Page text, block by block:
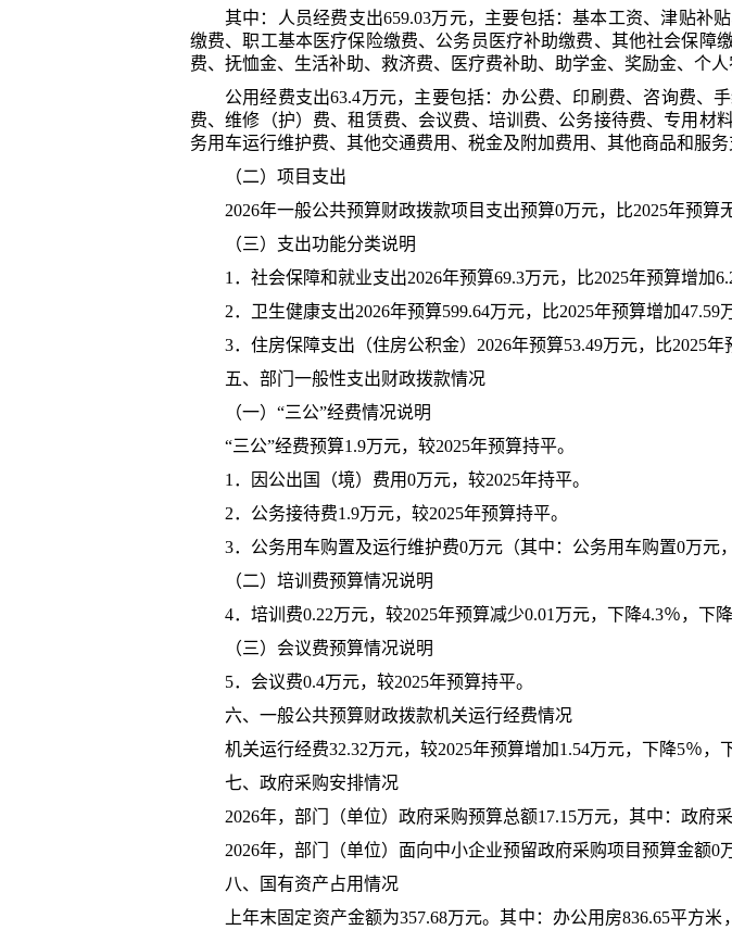
其中：人员经费支出659.03万元，主要包括：基本工资、津贴补
缴费、职工基本医疗保险缴费、公务员医疗补助缴费、其他社会保障
费、抚恤金、生活补助、救济费、医疗费补助、助学金、奖励金、个
公用经费支出63.4万元，主要包括：办公费、印刷费、咨询费、
费、维修（护）费、租赁费、会议费、培训费、公务接待费、专用
务用车运行维护费、其他交通费用、税金及附加费用、其他商品和服
（二）项目支出
2026年一般公共预算财政拨款项目支出预算0万元，比2025年预算
（三）支出功能分类说明
1． 社会保障和就业支出2026年预算69.3万元， 比2025年预算增加
2．卫生健康支出2026年预算599.64万元，比2025年预算增加47.59
3．住房保障支出（住房公积金）2026年预算53.49万元，比2025
五、部门一般性支出财政拨款情况
（一） “三公”经费情况说明
“三公”经费预算1.9万元，较2025年预算持平。
1．因公出国（境）费用0万元，较2025年持平。
2．公务接待费1.9万元，较2025年预算持平。
3．公务用车购置及运行维护费0万元（其中：公务用车购置0万元
（二）培训费预算情况说明
4．培训费0.22万元，较2025年预算减少0.01 万元，下降4.3％，下
（三）会议费预算情况说明
5．会议费0.4万元，较2025年预算持平。
六、一般公共预算财政拨款机关运行经费情况
机关运行经费32.32万元，较2025年预算增加1.54万元，下降5％，
七、政府采购安排情况
2026年，部门（单位）政府采购预算总额17.15万元，其中：政府
2026年，部门（单位）面向中小企业预留政府采购项目预算金额0
八、国有资产占用情况
上年末固定资产金额为357.68万元。其中：办公用房836.65平方米，